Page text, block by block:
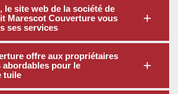
le site web de la société de
Marescot Couverture vous
ses services
offre aux propriétaires
abordables pour le
tuile